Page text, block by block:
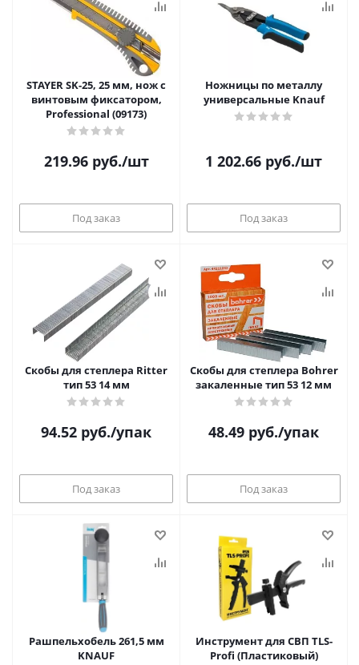
STAYER SK-25, 25 мм, нож с
винтовым фиксатором,
Professional (09173)
219.96руб./шт
Под заказ
Ножницы по металлу
универсальные Knauf
1 202.66 руб./шт
Под заказ
Скобы для степлера Ritter
тип 53 14 мм
94.52 руб./упак
Под заказ
Скобы для степлера Bohrer
закаленные тип 53 12 мм
48.49 руб./упак
Под заказ
Рашпельхобель 261,5 мм
KNAUF
Инструмент для СВП TLS-
Profi (Пластиковый)